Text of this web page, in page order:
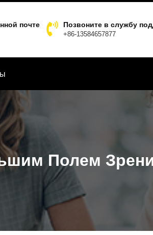
почте Позвоните в службу
+86-13584657877
Полем